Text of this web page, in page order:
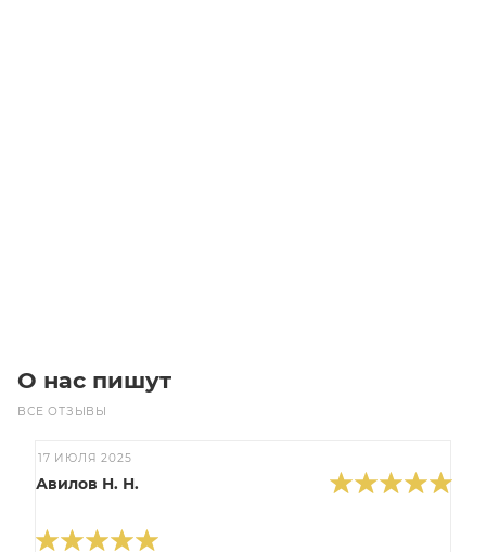
О нас пишут
ВСЕ ОТЗЫВЫ
17 ИЮЛЯ 2025
Авилов Н. Н.